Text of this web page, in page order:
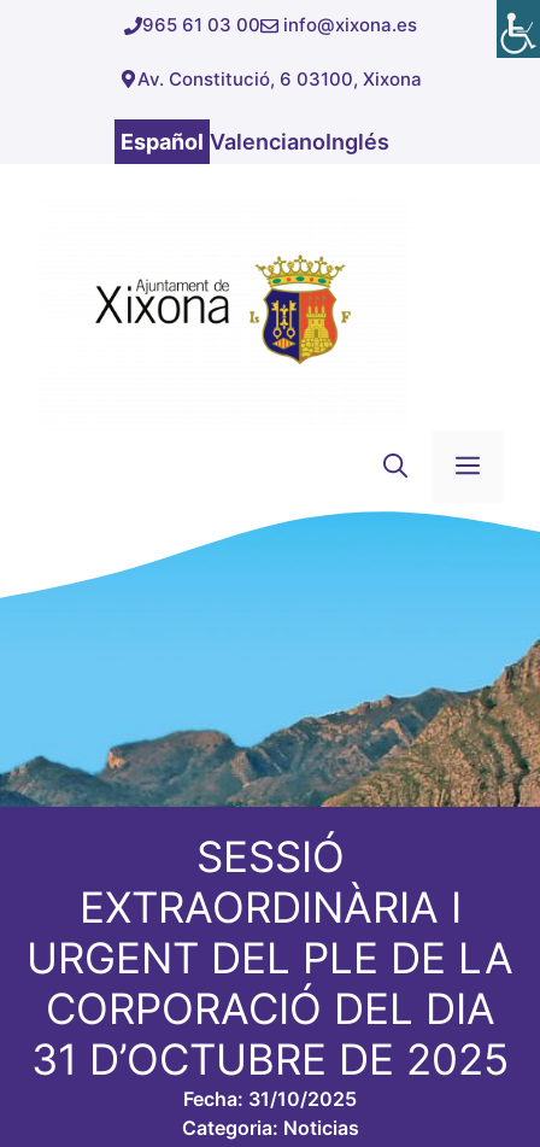
965 61 03 00 info@xixona.es
Av. Constitució, 6 03100, Xixona
Español ValencianoInglés
SESSIÓ
EXTRAORDINÀRIA I
URGENT DEL PLE DE LA
CORPORACIÓ DEL DIA
31 D’OCTUBRE DE 2025
Fecha: 31/10/2025
Categoria: Noticias